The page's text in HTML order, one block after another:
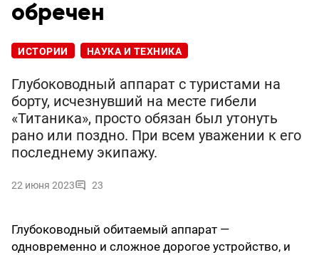
обречен
ИСТОРИИ НАУКА И ТЕХНИКА
Глубоководный аппарат с туристами на
борту, исчезнувший на месте гибели
«Титаника», просто обязан был утонуть
рано или поздно. При всем уважении к его
последнему экипажу.
22 июня 2023 23
Глубоководный обитаемый аппарат —
одновременно и сложное дорогое устройство, и